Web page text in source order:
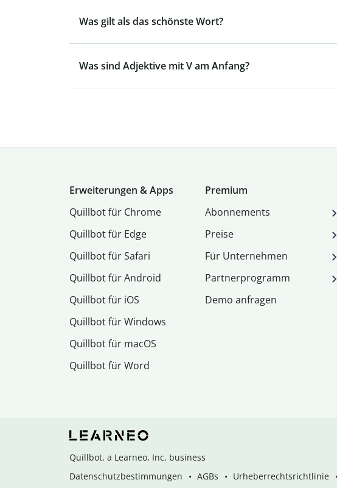
Was gilt als das schönste Wort?
Was sind Adjektive mit V am Anfang?
Erweiterungen & Apps
Quillbot für Chrome
Quillbot für Edge
Quillbot für Safari
Quillbot für Android
Quillbot für iOS
Quillbot für Windows
Quillbot für macOS
Quillbot für Word
Premium
Abon­ne­ments
Preise
Für Unternehmen
Partnerprogramm
Demo anfragen
Quillbot, a Learneo, Inc. business
Datenschutzbestimmungen
AGBs Urheberrechtsrichtlinie